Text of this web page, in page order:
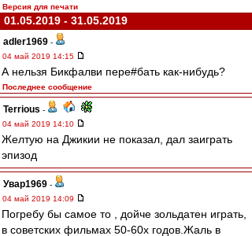
Версия для печати
01.05.2019 - 31.05.2019
adler1969 -
04 май 2019 14:15
А нельзя Бикфалви пере#бать как-нибудь?
Последнее сообщение
Terrious -
04 май 2019 14:10
Желтую на Джикии не показал, дал заиграть
эпизод
Увар1969 -
04 май 2019 14:09
Погребу бы самое то , дойче зольдатен играть,
в советских фильмах 50-60х годов.Жаль в